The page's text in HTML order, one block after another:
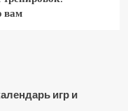
вам
игр и